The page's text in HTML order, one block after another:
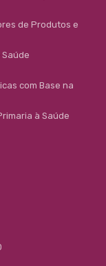
de Produtos e
com Base na
à Saúde